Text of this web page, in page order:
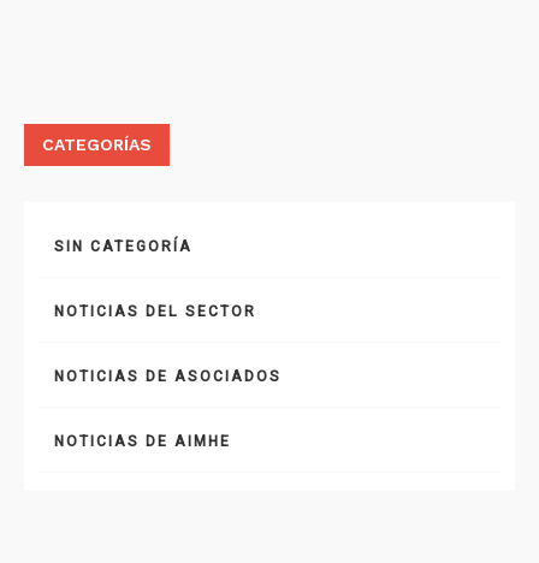
CATEGORÍAS
SIN CATEGORÍA
NOTICIAS DEL SECTOR
NOTICIAS DE ASOCIADOS
NOTICIAS DE AIMHE